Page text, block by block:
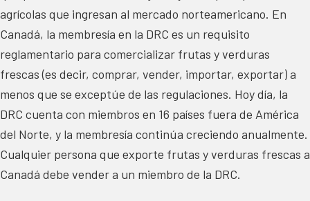
agrícolas que ingresan al mercado norteamericano. En
Canadá, la membresía en la DRC es un requisito
reglamentario para comercializar frutas y verduras
frescas (es decir, comprar, vender, importar, exportar) a
menos que se exceptúe de las regulaciones. Hoy día, la
DRC cuenta con miembros en 16 países fuera de América
del Norte, y la membresía continúa creciendo anualmente.
Cualquier persona que exporte frutas y verduras frescas a
Canadá debe vender a un miembro de la DRC.